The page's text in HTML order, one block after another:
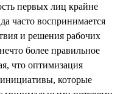
первых лиц крайне
часто воспринимается
и решения рабочих
более правильное
что оптимизация
которые